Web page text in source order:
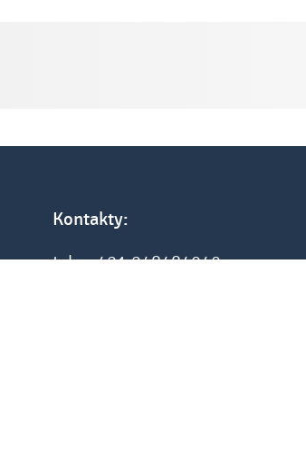
Kontakty:
tel.: +421 248484040